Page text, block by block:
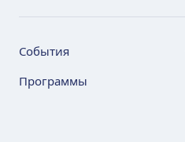
События
Программы